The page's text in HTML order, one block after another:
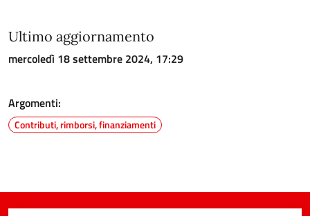
Ultimo aggiornamento
mercoledì 18 settembre 2024, 17:29
Argomenti:
Contributi, rimborsi, finanziamenti